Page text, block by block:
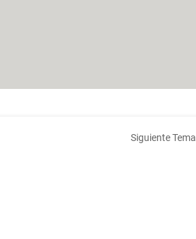
Siguiente Tema